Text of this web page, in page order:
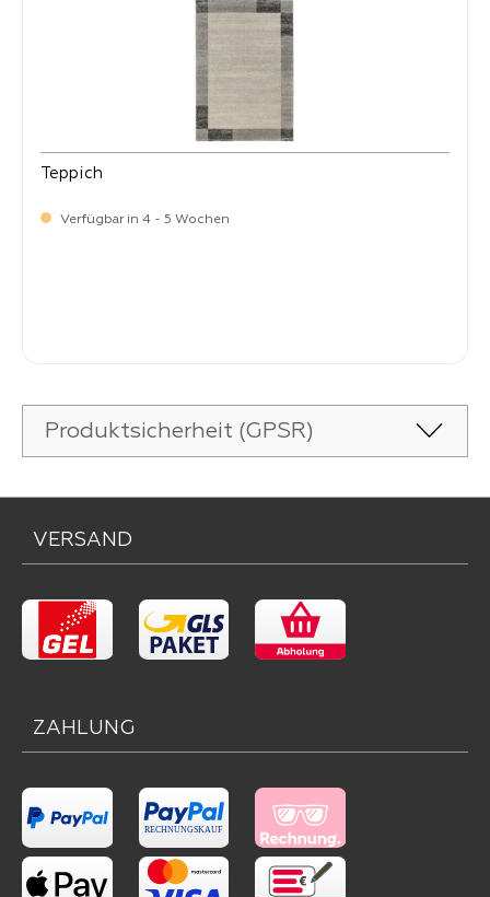
Teppich
Verfügbar in 4 - 5 Wochen
Produktsicherheit (GPSR)
VERSAND
ZAHLUNG